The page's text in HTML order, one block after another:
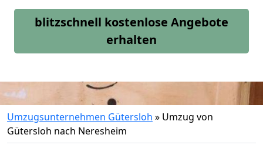
blitzschnell kostenlose Angebote
erhalten
Umzugsunternehmen Gütersloh » Umzug von
Gütersloh nach Neresheim